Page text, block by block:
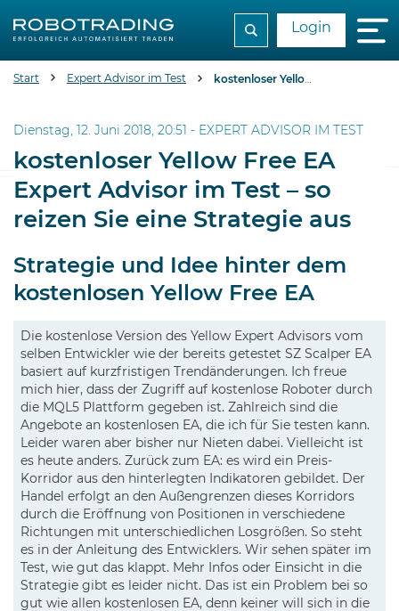
Login
Start Expert Advisor im Test kostenloser Yellow Free EA Expert Advisor im Test - so reizen Sie eine Strategie aus
Dienstag, 12. Juni 2018, 20:51 - EXPERT ADVISOR IM TEST
kostenloser Yellow Free EA
Expert Advisor im Test – so
reizen Sie eine Strategie aus
Strategie und Idee hinter dem
kostenlosen Yellow Free EA
Die kostenlose Version des Yellow Expert Advisors vom
selben Entwickler wie der bereits getestet SZ Scalper EA
basiert auf kurzfristigen Trendänderungen. Ich freue
mich hier, dass der Zugriff auf kostenlose Roboter durch
die MQL5 Plattform gegeben ist. Zahlreich sind die
Angebote an kostenlosen EA, die ich für Sie testen kann.
Leider waren aber bisher nur Nieten dabei. Vielleicht ist
es heute anders. Zurück zum EA: es wird ein Preis-
Korridor aus den hinterlegten Indikatoren gebildet. Der
Handel erfolgt an den Außengrenzen dieses Korridors
durch die Eröffnung von Positionen in verschiedene
Richtungen mit unterschiedlichen Losgrößen. So steht
es in der Anleitung des Entwicklers. Wir sehen später im
Test, wie gut das klappt. Mehr Infos oder Einsicht in die
Strategie gibt es leider nicht. Das ist ein Problem bei so
gut wie allen kostenlosen EA, denn keiner will sich in die